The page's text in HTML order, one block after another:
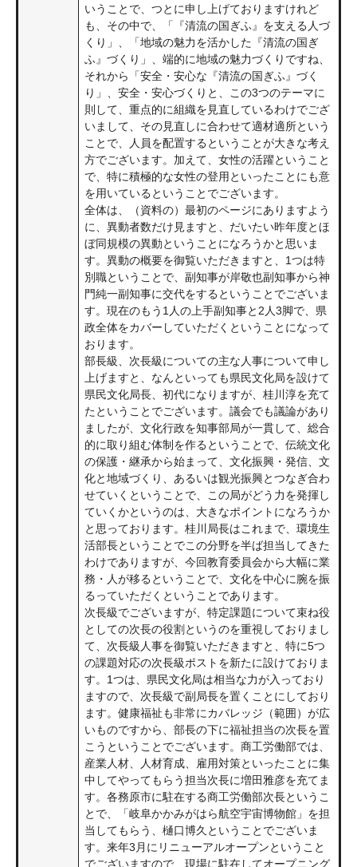
いうことで、つとに申し上げておりますけれど
も、その中で、「『清流の国ぎふ』を支える人づ
くり」、「地域の魅力を活かした『清流の国ぎ
ふ』づくり」、端的に地域の魅力づくりですね、
それから「安全・安心な『清流の国ぎふ』づく
り」、安全・安心づくりと、この3つのテーマに
則して、重点的に組織を見直しているわけでござ
いまして、その見直しに合わせて適材適所という
ことで、人員を配置するということが大きな考え
方でございます。加えて、女性の活躍ということ
で、特に積極的な女性の登用といったことにも意
を用いているということでございます。
全体は、（資料の）最初のページにありますよう
に、異動者数だけ見ますと、だいたい昨年度とほ
ぼ同規模の異動ということになろうかと思いま
す。異動の概要を御覧いただきますと、1つは特
別職ということで、副知事が岸敬也副知事から神
門純一副知事に交代をするということでございま
す。現在のもう1人の上手副知事と2人3脚で、県
政全体をカバーしていただくということになって
おります。
部長級、次長級についての主な人事について申し
上げますと、なんといっても県民文化局を設けて
県民文化局長、初代になりますが、桂川淳を充て
たということでございます。議会でも議論があり
ましたが、文化行政を知事部局が一貫して、総合
的に取り組む体制を作るということで、伝統文化
の保護・継承から始まって、文化振興・発信、文
化と地域づくり、あるいは観光振興とつなぎ合わ
せていくということで、この局がどう力を発揮し
ていくかというのは、大きなポイントになろうか
と思っております。桂川局長はこれまで、環境生
活部長ということでこの分野を半ば担当してきた
わけでありますが、今回教育委員会から大幅に業
務・人が移るということで、文化を中心に腕を振
るっていただくということであります。
次長級でございますが、特定課題について束ね役
としての次長の役割というのを重視しておりまし
て、次長級人事を御覧いただきますと、特に5つ
の課題対応の次長級ポストを新たに設けておりま
す。1つは、県民文化局は相当な力が入っており
ますので、次長級で副局長を置くことにしており
ます。健康福祉も非常にカバレッジ（範囲）が広
いものですから、部長の下に福祉担当の次長を置
こうということでございます。商工労働部では、
産業人材、人材育成、雇用対策といったことに集
中してやってもらう担当次長に増田雅彦を充てま
す。各務原市に駐在する商工労働部次長というこ
とで、「岐阜かかみがはら航空宇宙博物館」を担
当してもらう、樋口博久ということでございま
す。来年3月にリニューアルオープンということ
でございますので、現場に駐在してオープニング